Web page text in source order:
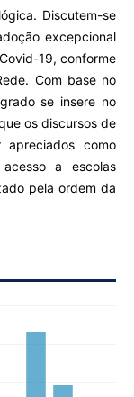
Discutem-se
excepcional
19, conforme
Com base no
se insere no
os discursos de
como
a escolas
pela ordem da